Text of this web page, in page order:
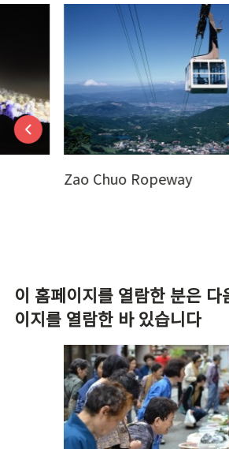
Zao Chuo Ropeway
이 홈페이지를 열람한 분은 다
이지를 열람한 바 있습니다